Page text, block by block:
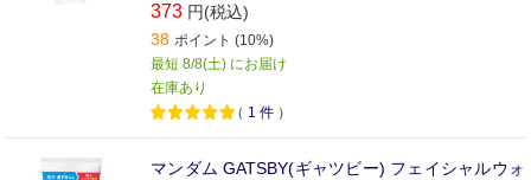
373 円(税込)
38 ポイント (10%)
最短 8/8(土) にお届け
在庫あり
（ 1 件 ）
マンダム GATSBY(ギャツビー) フェイシャルウォ